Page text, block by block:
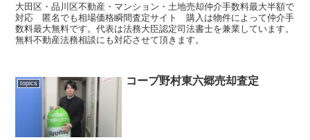
大田区・品川区不動産・マンション・土地売却仲介手数料最大半額で
対応 匿名でも相場価格瞬間査定サイト 購入は物件によって仲介手
数料最大無料です。代表は法務大臣認定司法書士を兼業しています。
無料不動産法務相談にも対応させて頂きます。
topics コープ野村東六郷売却査定